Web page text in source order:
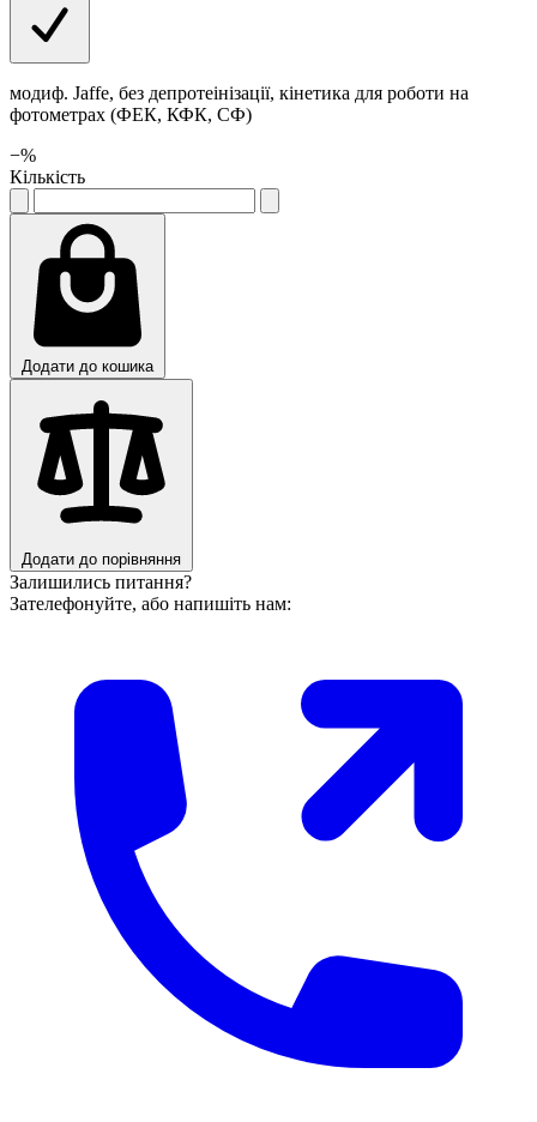
модиф. Jaffe, без депротеінізації, кінетика для роботи на
фотометрах (ФЕК, КФК, СФ)
−%
Кількість
Додати до кошика
Додати до порівняння
Залишились питання?
Зателефонуйте, або напишіть нам: